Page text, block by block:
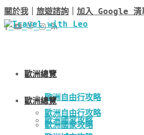
關於我 旅遊諮詢 加入 Google 清
歐洲總覽
歐洲自由行攻略
歐洲國家攻略
歐洲總覽
歐洲自由行攻略
歐洲國家攻略